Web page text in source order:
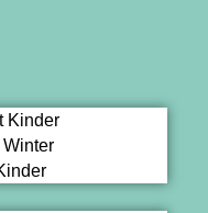
Kinder